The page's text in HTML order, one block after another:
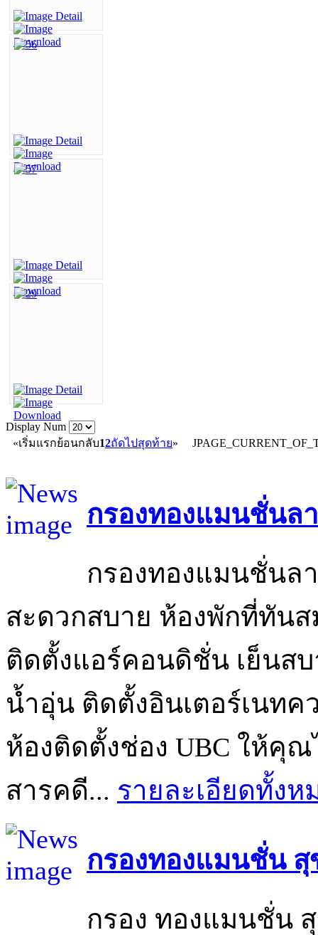
Display Num
«เริ่มแรกย้อนกลับ12ถัดไปสุดท้าย»
กรองทองแมนชั่นล
กรองทองแมนชั่นล
สะดวกสบาย ห้องพักที่ทัน
ติดตั้งแอร์คอนดิชั่น เย็นส
น้ำอุ่น ติดตั้งอินเตอร์เนทคว
ห้องติดตั้งช่อง UBC ให้คุ
สารคดี... รายละเอียดทั้งห
กรองทองแมนชั่น สุ
กรอง ทองแมนชั่น